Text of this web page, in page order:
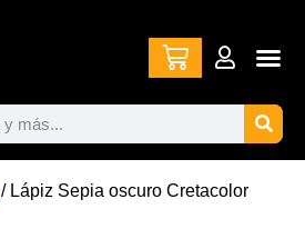
/ Lápiz Sepia oscuro Cretacolor